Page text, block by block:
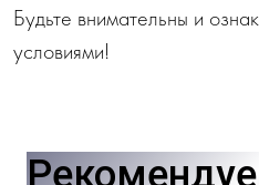
Будьте внимательны и
условиями!